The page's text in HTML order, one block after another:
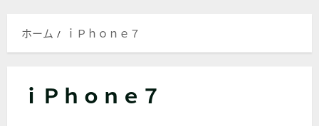
ン
ー
ホーム ｉＰｈｏｎｅ７
ｉＰｈｏｎｅ７